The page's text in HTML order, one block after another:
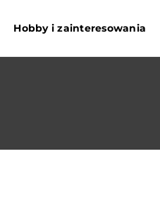
Hobby i zainteresowania